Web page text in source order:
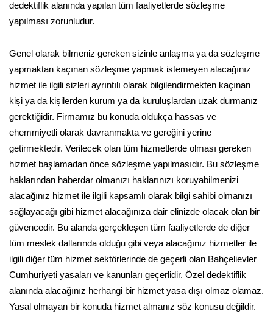
dedektiflik alanında yapılan tüm faaliyetlerde sözleşme
yapılması zorunludur.
Genel olarak bilmeniz gereken sizinle anlaşma ya da sözleşme
yapmaktan kaçınan sözleşme yapmak istemeyen alacağınız
hizmet ile ilgili sizleri ayrıntılı olarak bilgilendirmekten kaçınan
kişi ya da kişilerden kurum ya da kuruluşlardan uzak durmanız
gerektiğidir. Firmamız bu konuda oldukça hassas ve
ehemmiyetli olarak davranmakta ve gereğini yerine
getirmektedir. Verilecek olan tüm hizmetlerde olması gereken
hizmet başlamadan önce sözleşme yapılmasıdır. Bu sözleşme
haklarından haberdar olmanızı haklarınızı koruyabilmenizi
alacağınız hizmet ile ilgili kapsamlı olarak bilgi sahibi olmanızı
sağlayacağı gibi hizmet alacağınıza dair elinizde olacak olan bir
güvencedir. Bu alanda gerçekleşen tüm faaliyetlerde de diğer
tüm meslek dallarında olduğu gibi veya alacağınız hizmetler ile
ilgili diğer tüm hizmet sektörlerinde de geçerli olan Bahçelievler
Cumhuriyeti yasaları ve kanunları geçerlidir. Özel dedektiflik
alanında alacağınız herhangi bir hizmet yasa dışı olmaz olamaz.
Yasal olmayan bir konuda hizmet almanız söz konusu değildir.